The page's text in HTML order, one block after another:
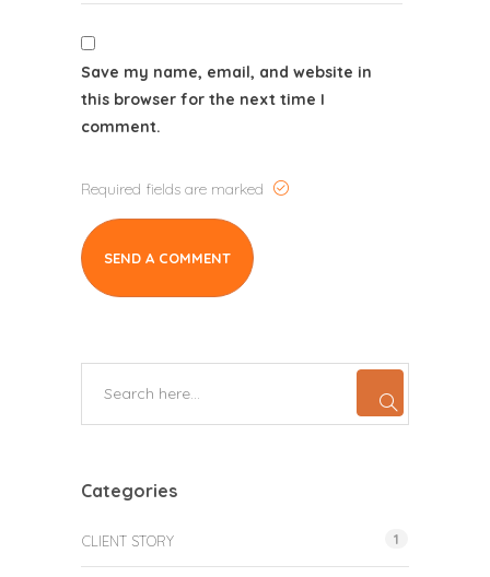
Save my name, email, and website in
this browser for the next time I
comment.
Required fields are marked
Categories
CLIENT STORY 1